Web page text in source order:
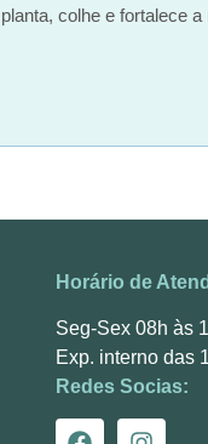
planta, colhe e fortalece
Horário de
Seg-Sex 08h às
Exp. interno das
Redes Socias: